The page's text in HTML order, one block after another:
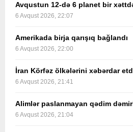
Avqustun 12-də 6 planet bir
6 Avqust 2026, 22:07
Amerikada birja qarışıq bağlandı
6 Avqust 2026, 22:00
İran Körfəz ölkələrini xəbərdar
6 Avqust 2026, 21:41
Alimlər paslanmayan qədim
6 Avqust 2026, 21:04